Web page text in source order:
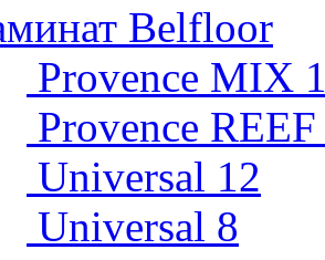
Belfloor
Provence MIX
Provence
Universal 12
Universal 8